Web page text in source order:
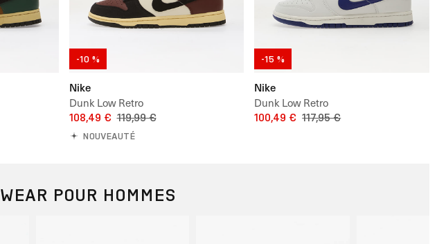
-10 %
Nike
Dunk Low Retro
108,49 € 119,99 €
NOUVEAUTÉ
-15 %
Nike
Dunk Low Retro
100,49 € 117,95 €
POUR HOMMES